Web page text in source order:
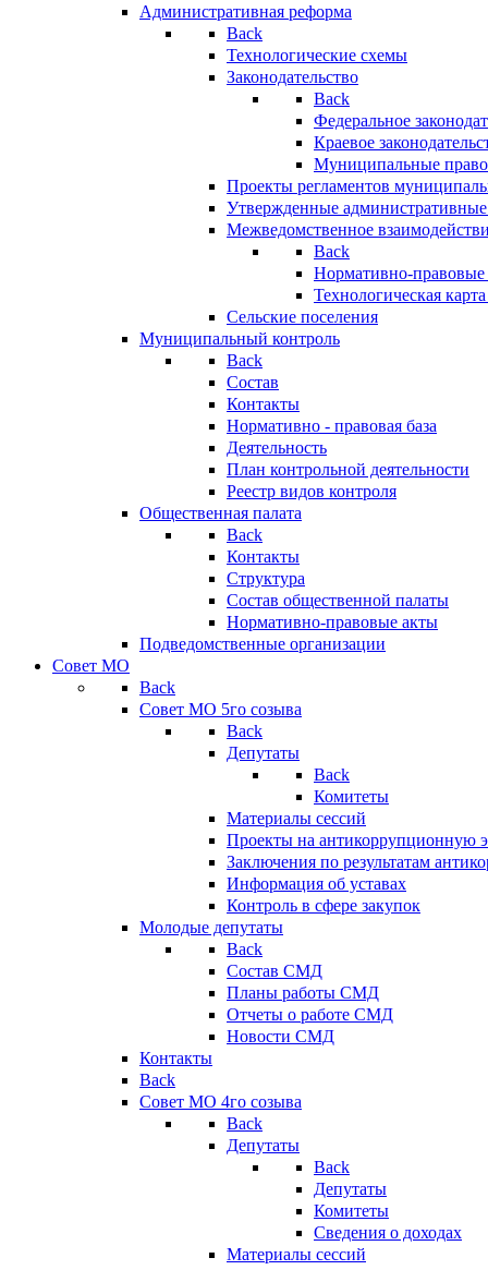
Административная реформа
Back
Технологические схемы
Законодательство
Back
Федеральное
Краевое
Муниципальные
Проекты регламентов
Утвержденные
Межведомственное
Back
Нормативно-правовые
Технологическая
Сельские поселения
Муниципальный контроль
Back
Состав
Контакты
Нормативно - правовая база
Деятельность
План контрольной деятельности
Реестр видов контроля
Общественная палата
Back
Контакты
Структура
Состав общественной палаты
Нормативно-правовые акты
Подведомственные организации
Совет МО
Back
Совет МО 5го созыва
Back
Депутаты
Back
Комитеты
Материалы сессий
Проекты на антикоррупционную
Заключения по результатам
Информация об уставах
Контроль в сфере закупок
Молодые депутаты
Back
Состав СМД
Планы работы СМД
Отчеты о работе СМД
Новости СМД
Контакты
Back
Совет МО 4го созыва
Back
Депутаты
Back
Депутаты
Комитеты
Сведения о доходах
Материалы сессий